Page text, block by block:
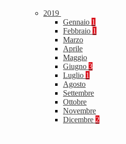
2019
Gennaio 1
Febbraio 1
Marzo
Aprile
Maggio
Giugno 3
Luglio 1
Agosto
Settembre
Ottobre
Novembre
Dicembre 2